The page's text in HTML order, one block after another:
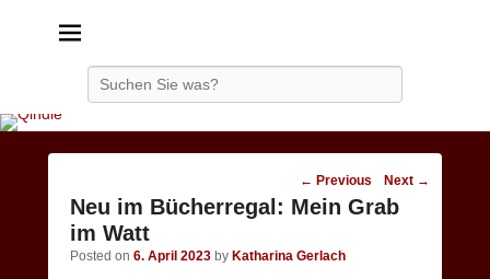
Post
navigation
← Previous Next →
Neu im Bücherregal: Mein Grab
im Watt
Posted on 6. April 2023 by Katharina Gerlach